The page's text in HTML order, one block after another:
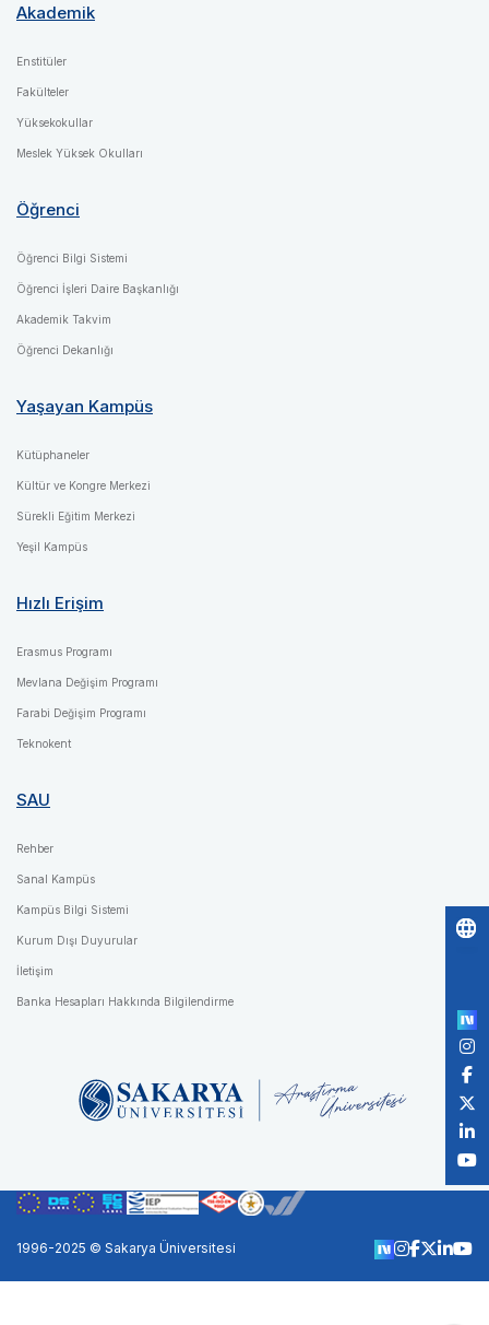
Akademik
Enstitüler
Fakülteler
Yüksekokullar
Meslek Yüksek Okulları
Öğrenci
Öğrenci Bilgi Sistemi
Öğrenci İşleri Daire Başkanlığı
Akademik Takvim
Öğrenci Dekanlığı
Yaşayan Kampüs
Kütüphaneler
Kültür ve Kongre Merkezi
Sürekli Eğitim Merkezi
Yeşil Kampüs
Hızlı Erişim
Erasmus Programı
Mevlana Değişim Programı
Farabi Değişim Programı
Teknokent
SAU
Rehber
Sanal Kampüs
Kampüs Bilgi Sistemi
Kurum Dışı Duyurular
İletişim
Banka Hesapları Hakkında Bilgilendirme
1996-2025 © Sakarya Üniversitesi